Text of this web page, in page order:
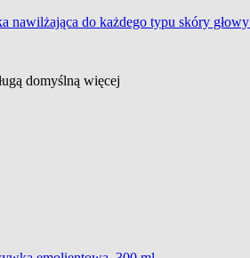
nawilżająca do każdego typu skóry
domyślną więcej